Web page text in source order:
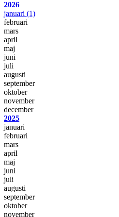
2026
januari (1)
februari
mars
april
maj
juni
juli
augusti
september
oktober
november
december
2025
januari
februari
mars
april
maj
juni
juli
augusti
september
oktober
november